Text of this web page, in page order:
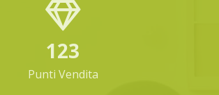
123
Punti Vendita